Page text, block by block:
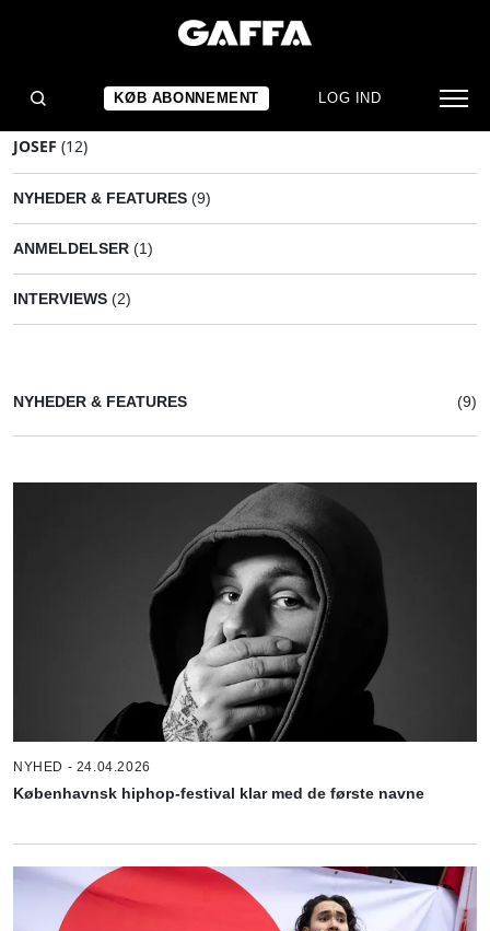
KØB ABONNEMENT LOG IND
JOSEF (12)
NYHEDER & FEATURES (9)
ANMELDELSER (1)
INTERVIEWS (2)
NYHEDER & FEATURES (9)
NYHED - 24.04.2026
Københavnsk hiphop-festival klar med de første navne